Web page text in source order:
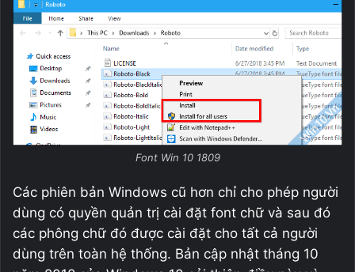
Font Win 10 1809
Các phiên bản Windows cũ hơn chỉ cho phép người
dùng có quyền quản trị cài đặt font chữ và sau đó
các phông chữ đó được cài đặt cho tất cả người
dùng trên toàn hệ thống. Bản cập nhật tháng 10